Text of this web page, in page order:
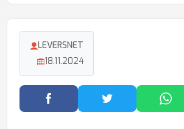
LEVERSNET
18.11.2024
Facebook'ta Paylaş
Twitter'da